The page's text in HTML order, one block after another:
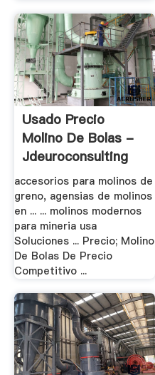
Usado Precio
Molino De Bolas -
Jdeuroconsulting
accesorios para molinos de
greno, agensias de molinos
en ... ... molinos modernos
para mineria usa
Soluciones ... Precio; Molino
De Bolas De Precio
Competitivo ...